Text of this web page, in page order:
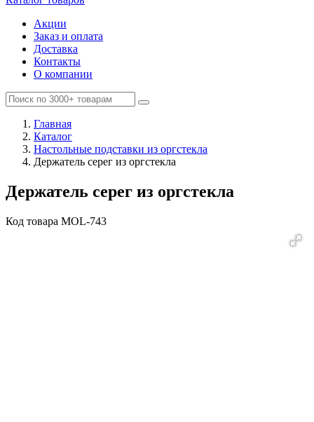
Акции
Заказ и оплата
Доставка
Контакты
О компании
Главная
Каталог
Настольные подставки из оргстекла
Держатель серег из оргстекла
Держатель серег из оргстекла
Код товара MOL-743